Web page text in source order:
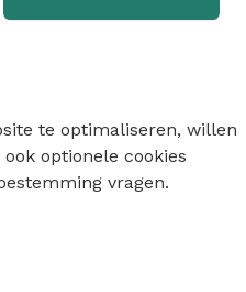
te optimaliseren, willen
optionele cookies
vragen.